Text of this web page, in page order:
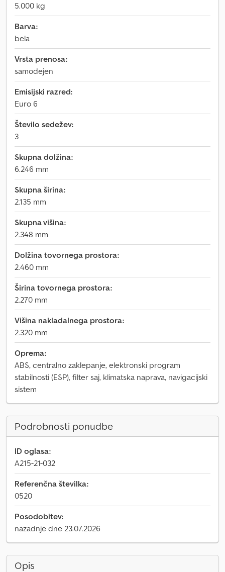
5.000 kg
Barva:
bela
Vrsta prenosa:
samodejen
Emisijski razred:
Euro 6
Število sedežev:
3
Skupna dolžina:
6.246 mm
Skupna širina:
2.135 mm
Skupna višina:
2.348 mm
Dolžina tovornega prostora:
2.460 mm
Širina tovornega prostora:
2.270 mm
Višina nakladalnega prostora:
2.320 mm
Oprema:
ABS, centralno zaklepanje, elektronski program
stabilnosti (ESP), filter saj, klimatska naprava, navigacijski
sistem
Podrobnosti ponudbe
ID oglasa:
A215-21-032
Referenčna številka:
0520
Posodobitev:
nazadnje dne 23.07.2026
Opis